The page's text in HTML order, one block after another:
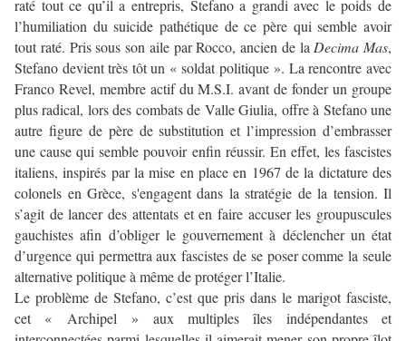
raté tout ce qu’il a entrepris, Stefano a grandi avec le poids de
l’humiliation du suicide pathétique de ce père qui semble avoir
tout raté. Pris sous son aile par Rocco, ancien de la Decima Mas,
Stefano devient très tôt un « soldat politique ». La rencontre avec
Franco Revel, membre actif du M.S.I. avant de fonder un groupe
plus radical, lors des combats de Valle Giulia, offre à Stefano une
autre figure de père de substitution et l’impression d’embrasser
une cause qui semble pouvoir enfin réussir. En effet, les fascistes
italiens, inspirés par la mise en place en 1967 de la dictature des
colonels en Grèce, s'engagent dans la stratégie de la tension. Il
s’agit de lancer des attentats et en faire accuser les groupuscules
gauchistes afin d’obliger le gouvernement à déclencher un état
d’urgence qui permettra aux fascistes de se poser comme la seule
alternative politique à même de protéger l’Italie.
Le problème de Stefano, c’est que pris dans le marigot fasciste,
cet « Archipel » aux multiples îles indépendantes et